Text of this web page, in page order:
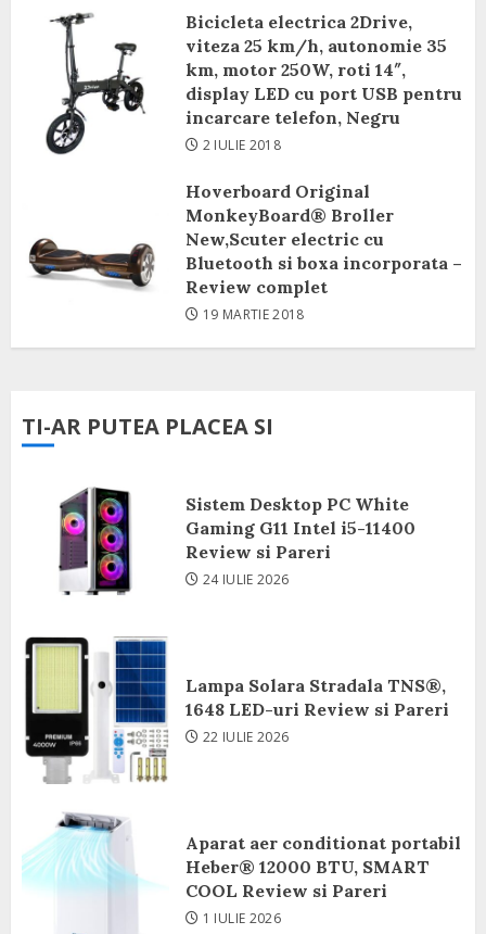
Bicicleta electrica 2Drive,
viteza 25 km/h, autonomie 35
km, motor 250W, roti 14″,
display LED cu port USB pentru
incarcare telefon, Negru
2 IULIE 2018
Hoverboard Original
MonkeyBoard® Broller
New,Scuter electric cu
Bluetooth si boxa incorporata –
Review complet
19 MARTIE 2018
TI-AR PUTEA PLACEA SI
Sistem Desktop PC White
Gaming G11 Intel i5-11400
Review si Pareri
24 IULIE 2026
Lampa Solara Stradala TNS®,
1648 LED-uri Review si Pareri
22 IULIE 2026
Aparat aer conditionat portabil
Heber® 12000 BTU, SMART
COOL Review si Pareri
1 IULIE 2026